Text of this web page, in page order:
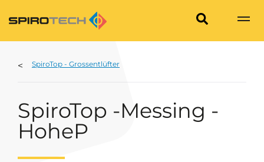
SpiroTop - Grossentlüfter
SpiroTop -Messing -
HoheP